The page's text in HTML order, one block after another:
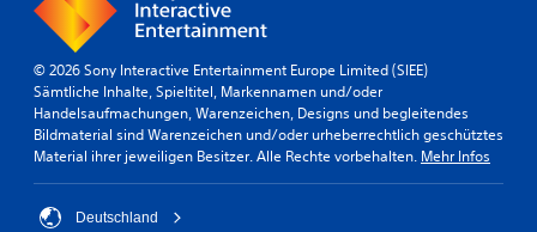
© 2026 Sony Interactive Entertainment Europe Limited (SIEE)
Sämtliche Inhalte, Spieltitel, Markennamen und/oder
Handelsaufmachungen, Warenzeichen, Designs und begleitendes
Bildmaterial sind Warenzeichen und/oder urheberrechtlich geschütztes
Material ihrer jeweiligen Besitzer. Alle Rechte vorbehalten. Mehr Infos
Deutschland